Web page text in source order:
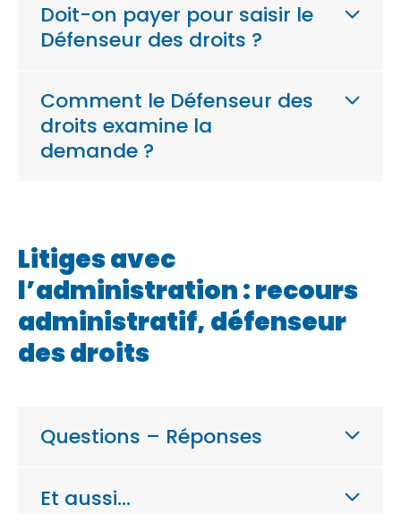
Doit-on payer pour saisir le
Défenseur des droits ?
Comment le Défenseur des
droits examine la
demande ?
Litiges avec
l’administration : recours
administratif, défenseur
des droits
Questions – Réponses
Et aussi…